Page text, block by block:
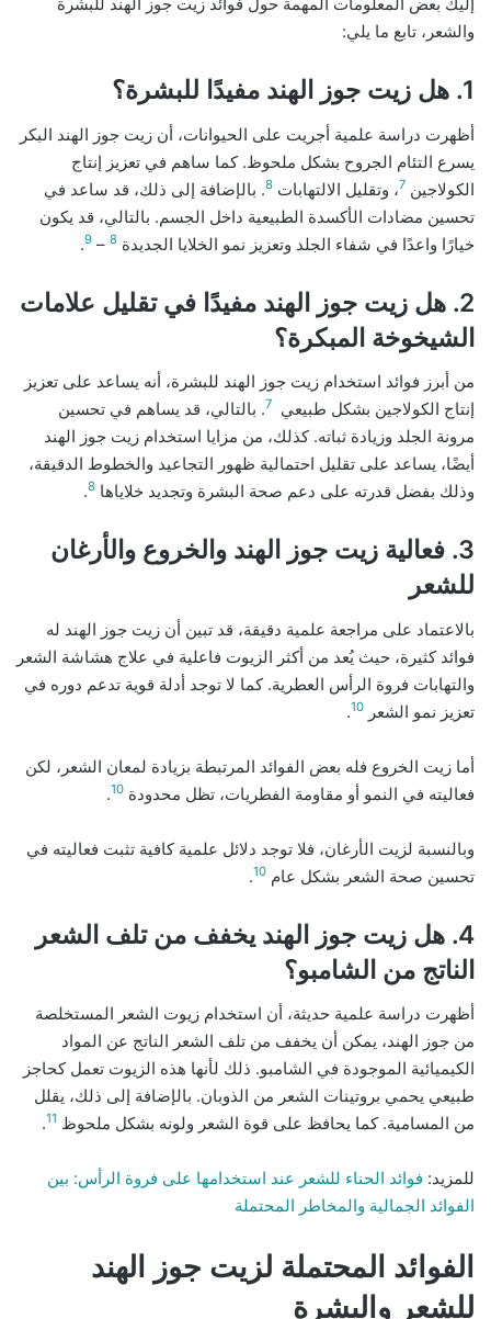
والشعر، تابع ما يلي:
1. هل زيت جوز الهند مفيدًا للبشرة؟
أظهرت دراسة علمية أجريت على الحيوانات، أن زيت جوز الهند البكر
يسرع التئام الجروح بشكل ملحوظ. كما ساهم في تعزيز إنتاج
الكولاجين 7، وتقليل الالتهابات 8. بالإضافة إلى ذلك، قد ساعد في
تحسين مضادات الأكسدة الطبيعية داخل الجسم. بالتالي، قد يكون
خيارًا واعدًا في شفاء الجلد وتعزيز نمو الخلايا الجديدة 8
–
9
.
2. هل زيت جوز الهند مفيدًا في تقليل علامات
الشيخوخة المبكرة؟
من أبرز فوائد استخدام زيت جوز الهند للبشرة، أنه يساعد على تعزيز
إنتاج الكولاجين بشكل طبيعي
7. بالتالي، قد يساهم في تحسين
مرونة الجلد وزيادة ثباته. كذلك، من مزايا استخدام زيت جوز الهند
أيضًا، يساعد على تقليل احتمالية ظهور التجاعيد والخطوط الدقيقة،
وذلك بفضل قدرته على دعم صحة البشرة وتجديد خلاياها 8
.
3. فعالية زيت جوز الهند والخروع والأرغان
للشعر
بالاعتماد على مراجعة علمية دقيقة، قد تبين أن زيت جوز الهند له
فوائد كثيرة، حيث يُعد من أكثر الزيوت فاعلية في علاج هشاشة الشعر
والتهابات فروة الرأس العطرية. كما لا توجد أدلة قوية تدعم دوره في
تعزيز نمو الشعر 10
.
أما زيت الخروع فله بعض الفوائد المرتبطة بزيادة لمعان الشعر، لكن
فعاليته في النمو أو مقاومة الفطريات، تظل محدودة 10
.
وبالنسبة لزيت الأرغان، فلا توجد دلائل علمية كافية تثبت فعاليته في
تحسين صحة الشعر بشكل عام 10
.
4. هل زيت جوز الهند يخفف من تلف الشعر
الناتج من الشامبو؟
أظهرت دراسة علمية حديثة، أن استخدام زيوت الشعر المستخلصة
من جوز الهند، يمكن أن يخفف من تلف الشعر الناتج عن المواد
الكيميائية الموجودة في الشامبو. ذلك لأنها هذه الزيوت تعمل كحاجز
طبيعي يحمي بروتينات الشعر من الذوبان. بالإضافة إلى ذلك، يقلل
من المسامية. كما يحافظ على قوة الشعر ولونه بشكل ملحوظ 11
.
للمزيد: فوائد الحناء للشعر عند استخدامها على فروة الرأس: بين
الفوائد الجمالية والمخاطر المحتملة
الفوائد المحتملة لزيت جوز الهند
للشعر والبشرة